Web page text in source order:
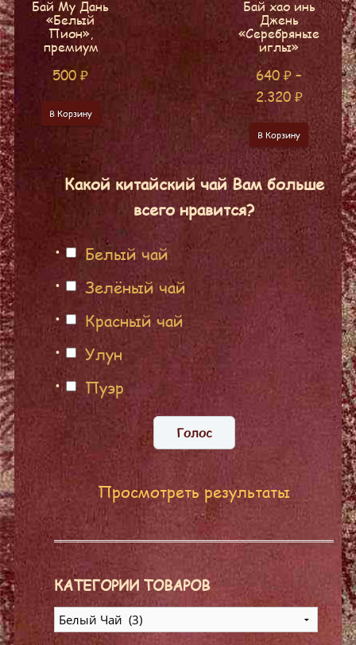
Бай Му Дань
«Белый
Пион»,
премиум
500₽
В Корзину
Бай хао инь
Джень
«Серебряные
иглы»
640₽ –
2.320 ₽
В Корзину
Какой китайский чай Вам больше
всего нравится?
Белый чай
Зелёный чай
Красный чай
Улун
Пуэр
Просмотреть результаты
КАТЕГОРИИ ТОВАРОВ